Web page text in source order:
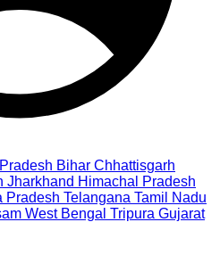
Bihar Chhattisgarh
Jharkhand Himachal Pradesh
Pradesh Telangana Tamil Nadu
West Bengal Tripura Gujarat